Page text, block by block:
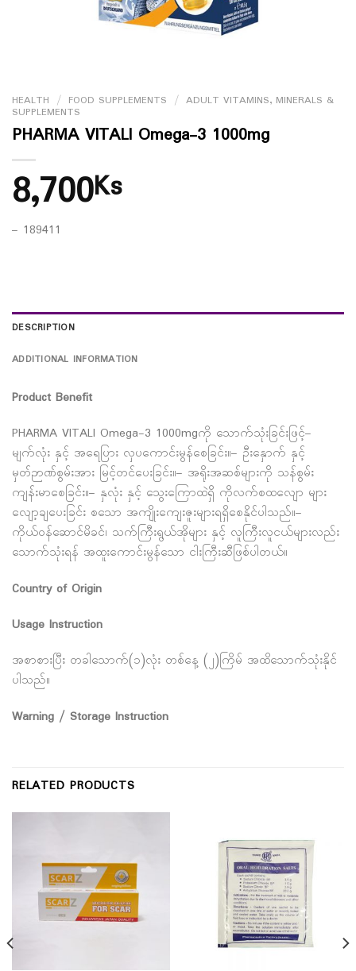
HEALTH / FOOD SUPPLEMENTS / ADULT VITAMINS, MINERALS &
SUPPLEMENTS
PHARMA VITALl Omega-3 1000mg
8,700Ks
– 189411
DESCRIPTION
ADDITIONAL INFORMATION
Product Benefit
PHARMA VITALl Omega-3 1000mgကို သောက်သုံးခြင်းဖြင့်–
မျက်လုံး နှင့် အရေပြား လှပကောင်းမွန်စေခြင်း။– ဦးနှောက် နှင့်
မှတ်ဉာဏ်စွမ်းအား မြင့်တင်ပေးခြင်း။– အရိုးအဆစ်များကို သန်စွမ်း
ကျန်းမာစေခြင်း။– နှလုံး နှင့် သွေးကြောထဲရှိ ကိုလက်စထလျော များ
လျော့ချပေးခြင်း စသော အကျိုးကျေးဇူးများရရှိစေနိုင်ပါသည်။–
ကိုယ်ဝန်ဆောင်မိခင်၊ သက်ကြီးရွယ်အိုများ နှင့် လူကြီးလူငယ်များလည်း
သောက်သုံးရန် အထူးကောင်းမွန်သော ငါးကြီးဆီဖြစ်ပါတယ်။
Country of Origin
Usage Instruction
အစာစားပြီး တခါသောက်(၁)လုံး တစ်နေ့ (၂)ကြိမ် အထိသောက်သုံးနိုင်
ပါသည်။
Warning / Storage Instruction
RELATED PRODUCTS